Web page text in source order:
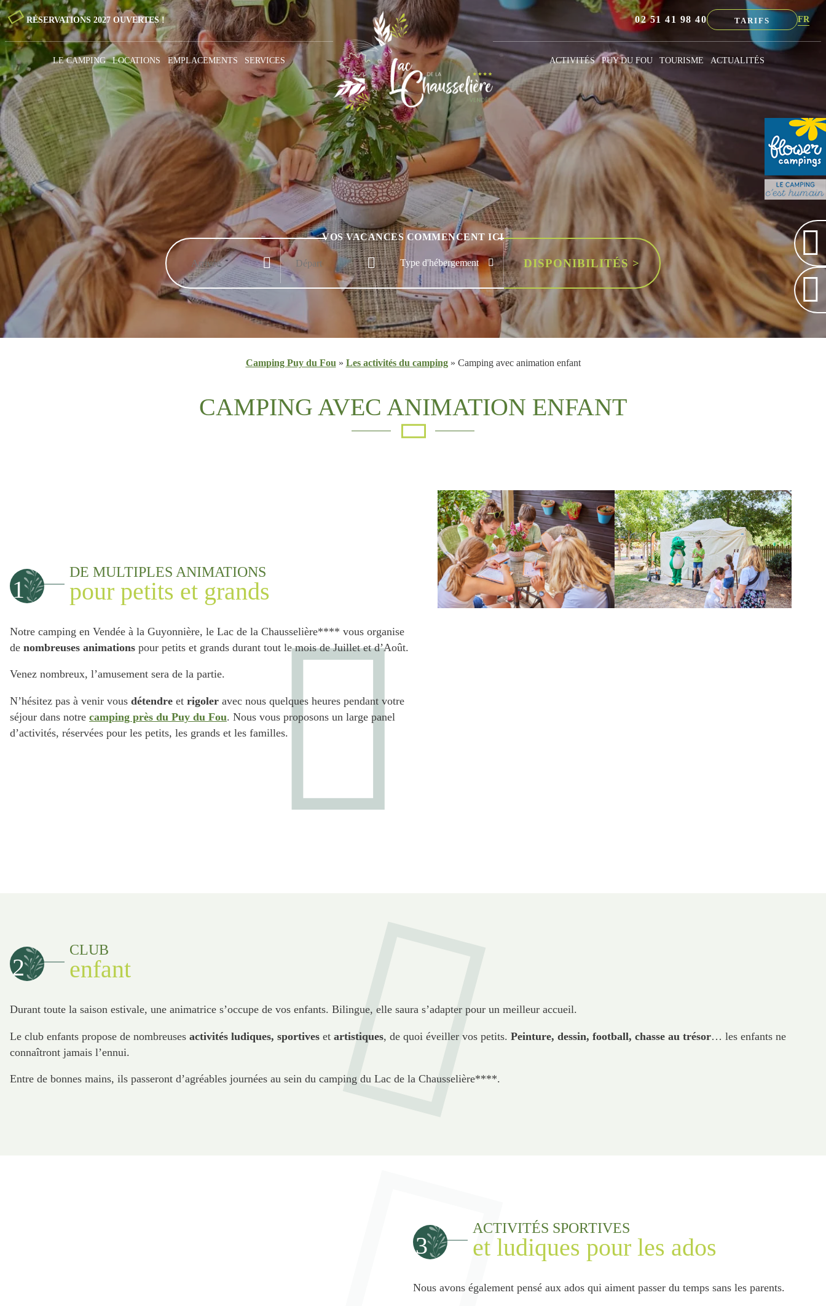
RÉSERVATIONS 2027 OUVERTES ! 02 51 41 98 40 TARIFS
NL
FR
LE CAMPING LOCATIONS EMPLACEMENTS SERVICES ACTIVITÉS PUY DU FOU TOURISME ACTUALITÉS
VOS VACANCES COMMENCENT ICI
Camping Puy du Fou » Les activités du camping» Camping avec animation enfant
CAMPING AVEC ANIMATION ENFANT
1
DE MULTIPLES ANIMATIONS
pour petits et grands
Notre camping en Vendée à la Guyonnière, le Lac de la Chausselière**** vous organise
de nombreuses animations pour petits et grands durant tout le mois de Juillet et d’Août.
Venez nombreux, l’amusement sera de la partie.
N’hésitez pas à venir vous détendre et rigoler avec nous quelques heures pendant votre
séjour dans notre camping près du Puy du Fou. Nous vous proposons un large panel
d’activités, réservées pour les petits, les grands et les familles.
2
CLUB
enfant
Durant toute la saison estivale, une animatrice s’occupe de vos enfants. Bilingue, elle saura s’adapter pour un meilleur accueil.
Le club enfants propose de nombreuses activités ludiques, sportives et artistiques, de quoi éveiller vos petits. Peinture, dessin, football, chasse au trésor… les enfants ne
connaîtront jamais l’ennui.
Entre de bonnes mains, ils passeront d’agréables journées au sein du camping du Lac de la Chausselière****.
3
ACTIVITÉS SPORTIVES
et ludiques pour les ados
Nous avons également pensé aux ados qui aiment passer du temps sans les parents.